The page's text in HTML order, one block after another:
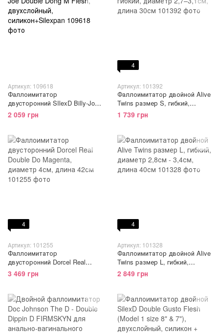
Артикул: 109618
Фаллоимитатор
двусторонний SIlexD Billy-Joe
Double Dong M Flesh,
двухслойный,
2 059 грн
4
Артикул: 101392
Фаллоимитатор двойной Alive
Twins размер S, гибкий,
диаметр 2,7–3,1см, длина
30см
1 739 грн
4
Артикул: 101255
Фаллоимитатор
двусторонний Dorcel Real
Double Do Magenta, диаметр
4см, длина 42см
3 469 грн
4
Артикул: 101328
Фаллоимитатор двойной Alive
Twins размер L, гибкий,
диаметр 2,8см - 3,4см, длина
40см
2 849 грн